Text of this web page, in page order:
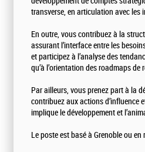
transverse, en articulation avec les
En outre, vous contribuez à la
assurant l’interface entre les
et participez à l’analyse des
qu’à l’orientation des roadmaps de
Par ailleurs, vous prenez part à la
contribuez aux actions d’influence
implique le développement et
Le poste est basé à Grenoble ou